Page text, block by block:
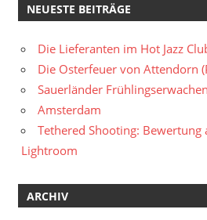
NEUESTE BEITRÄGE
Die Lieferanten im Hot Jazz
Die Osterfeuer von Attendorn
Sauerländer Frühlingserwachen
Amsterdam
Tethered Shooting:
Lightroom
ARCHIV